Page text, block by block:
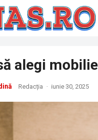
alegi
Redacția · iunie 30, 2025